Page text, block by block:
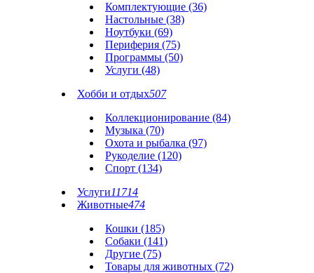
Комплектующие (36)
Настольные (38)
Ноутбуки (69)
Периферия (75)
Программы (50)
Услуги (48)
Хобби и отдых507
Коллекционирование (84)
Музыка (70)
Охота и рыбалка (97)
Рукоделие (120)
Спорт (134)
Услуги11714
Животные474
Кошки (185)
Собаки (141)
Другие (75)
Товары для животных (72)